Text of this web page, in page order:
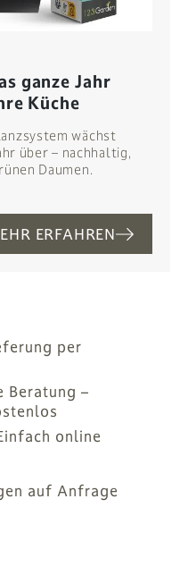
ganze Jahr
Küche
wächst
über – nachhaltig,
Daumen.
ERFAHREN
per
Beratung –
online
auf Anfrage